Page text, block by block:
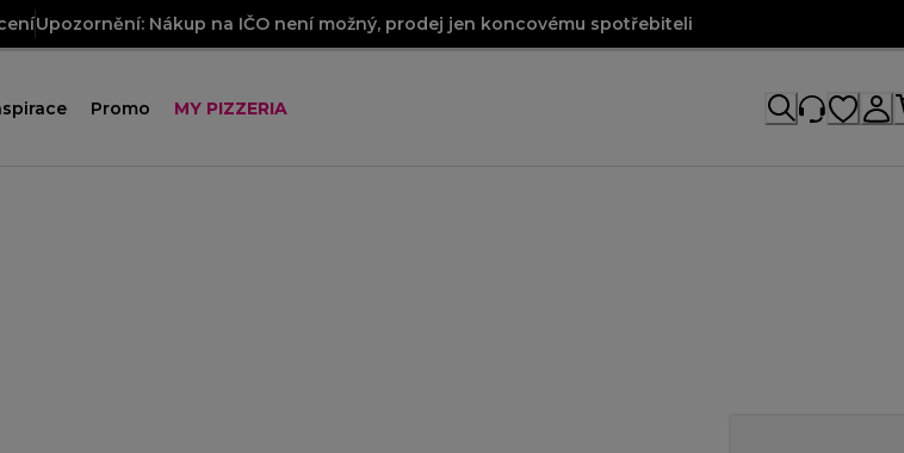
Upozornění: Nákup na IČO není možný, prodej jen koncovému spotřebiteli
Promo MY PIZZERIA